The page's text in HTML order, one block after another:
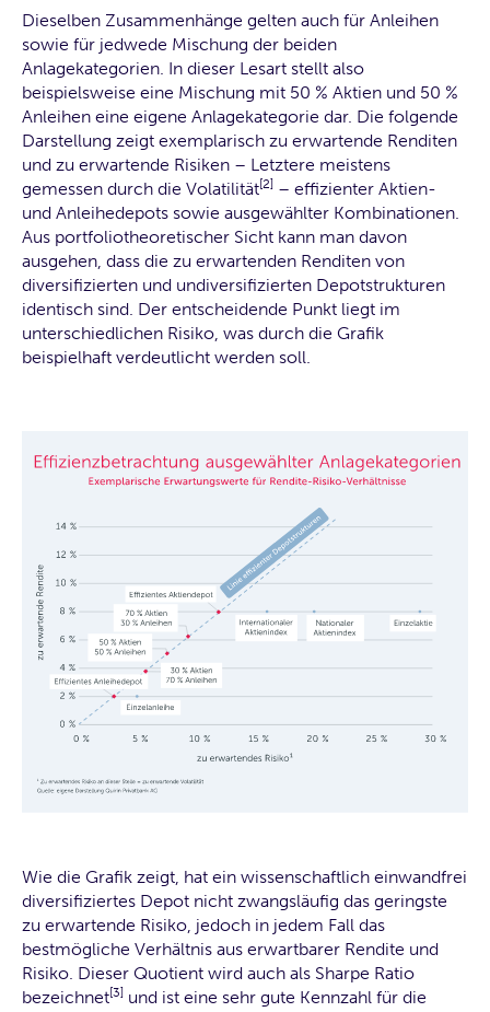
Dieselben Zusammenhänge gelten auch für Anleihen
sowie für jedwede Mischung der beiden
Anlagekategorien. In dieser Lesart stellt also
beispielsweise eine Mischung mit 50 % Aktien und 50 %
Anleihen eine eigene Anlagekategorie dar. Die folgende
Darstellung zeigt exemplarisch zu erwartende Renditen
und zu erwartende Risiken – Letztere meistens
gemessen durch die Volatilität[2] – effizienter Aktien-
und Anleihedepots sowie ausgewählter Kombinationen.
Aus portfoliotheoretischer Sicht kann man davon
ausgehen, dass die zu erwartenden Renditen von
diversifizierten und undiversifizierten Depotstrukturen
identisch sind. Der entscheidende Punkt liegt im
unterschiedlichen Risiko, was durch die Grafik
beispielhaft verdeutlicht werden soll.
Wie die Grafik zeigt, hat ein wissenschaftlich einwandfrei
diversifiziertes Depot nicht zwangsläufig das geringste
zu erwartende Risiko, jedoch in jedem Fall das
bestmögliche Verhältnis aus erwartbarer Rendite und
Risiko. Dieser Quotient wird auch als Sharpe Ratio
bezeichnet[3] und ist eine sehr gute Kennzahl für die